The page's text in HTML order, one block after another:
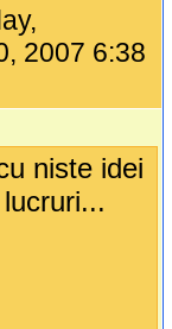
2007 6:38
niste idei